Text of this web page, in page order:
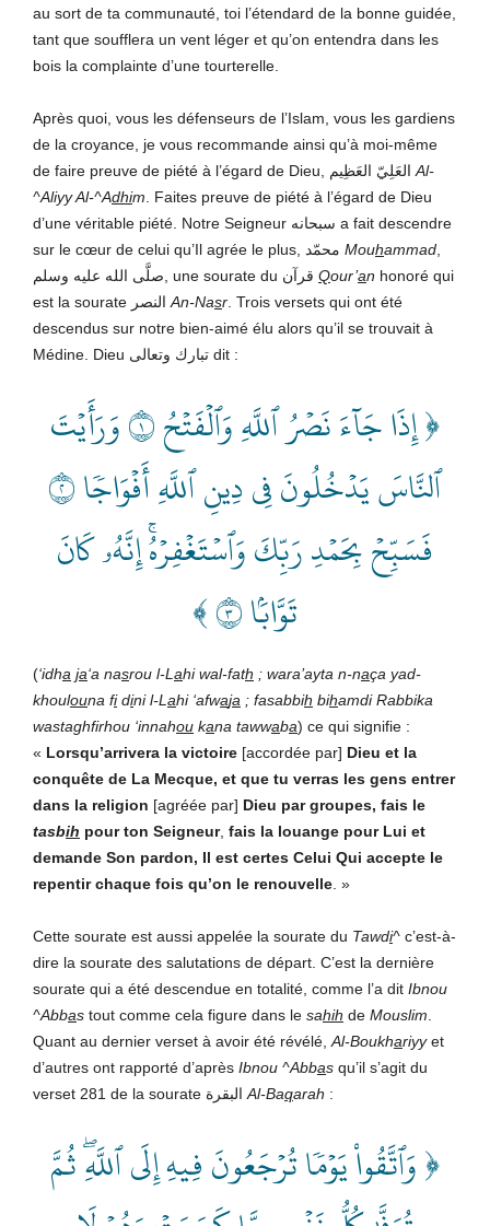
au sort de ta communauté, toi l’étendard de la bonne guidée,
tant que soufflera un vent léger et qu’on entendra dans les
bois la complainte d’une tourterelle.
Après quoi, vous les défenseurs de l’Islam, vous les gardiens
de la croyance, je vous recommande ainsi qu’à moi-même
Al-
^Aliyy Al-^Adhim . Faites preuve de piété à l’égard de Dieu
d’une véritable piété. Notre Seigneur سبحانه a fait descendre
Mouhammad
صلَّى الله عليه وسلم, une sourate du قرآن Qour’an honoré qui
An-Nasr . Trois versets qui ont été
descendus sur notre bien-aimé élu alors qu’il se trouvait à
Médine. Dieu تبارك وتعالى dit :
﴿ إِذَا جَآءَ نَصۡرُ ٱللَّهِ وَٱلۡفَتۡحُ ١ وَرَأَيۡتَ
ٱلنَّاسَ يَدۡخُلُونَ فِي دِينِ ٱللَّهِ أَفۡوَاجٗا ٢
فَسَبِّحۡ بِحَمۡدِ رَبِّكَ وَٱسۡتَغۡفِرۡهُۚ إِنَّهُۥ كَانَ
تَوَّابَۢا ٣ ﴾
(‘idha ja‘a nasrou l-L ahi wal-fath ; wara’ayta n-naça yad-
khoulouna fidini l-L ahi ‘afwaja ; fasabbih bihamdi Rabbika
wastaghfirhou ‘innahou kana tawwaba) ce qui signifie :
« Lorsqu’arrivera la victoire [accordée par] Dieu et la
conquête de La Mecque, et que tu verras les gens entrer
dans la religion [agréée par] Dieu par groupes, fais le
tasbih pour ton Seigneur, fais la louange pour Lui et
demande Son pardon, Il est certes Celui Qui accepte le
repentir chaque fois qu’on le renouvelle . »
Cette sourate est aussi appelée la sourate du Tawdi^ c’est-à-
dire la sourate des salutations de départ. C’est la dernière
sourate qui a été descendue en totalité, comme l’a dit Ibnou
^Abbas tout comme cela figure dans le sahih de Mouslim
Quant au dernier verset à avoir été révélé, Al-Boukhariyyet
d’autres ont rapporté d’après Ibnou ^Abbas qu’il s’agit du
Al-Baqarah :
﴿ وَٱتَّقُواْ يَوۡمٗا تُرۡجَعُونَ فِيهِ إِلَى ٱللَّهِۖ ثُمَّ